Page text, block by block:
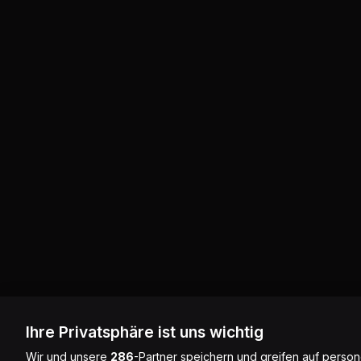
Ihre Privatsphäre ist uns wichtig
Wir und unsere 286-Partner speichern und greifen auf